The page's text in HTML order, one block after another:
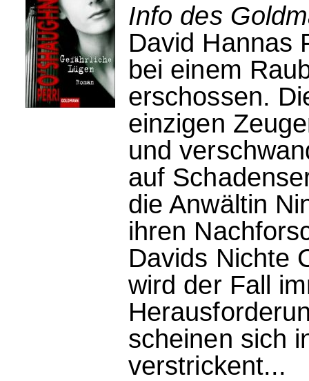
Info des
David Hannas
bei einem
erschossen.
einzigen
und
auf
die Anwältin
ihren
Davids Nichte
wird der Fall
scheinen sich
verstrickent...